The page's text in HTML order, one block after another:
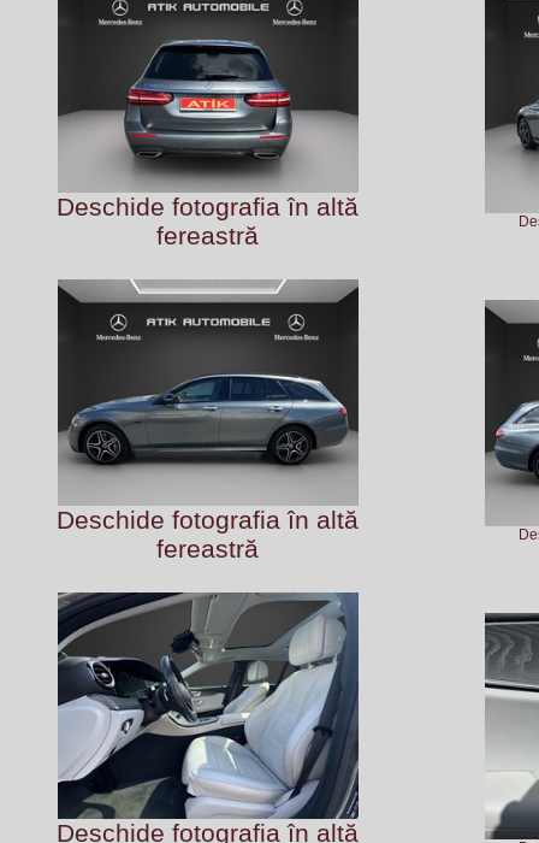
Deschide fotografia în altă
fereastră
Deschide fotografia în altă
fereastră
Deschide fotografia în altă